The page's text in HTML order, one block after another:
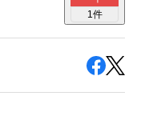
1件